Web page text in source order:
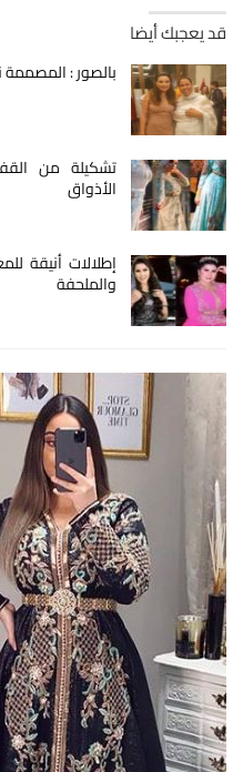
قد يعجبك أيضا
بالصور : المصممة
تشكيلة من
الأذواق
إطلالات أنيقة
والملحفة